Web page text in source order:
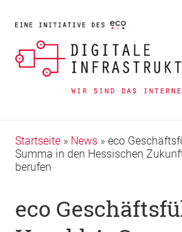
Startseite » News »eco
Summa in den Hessischen
berufen
eco